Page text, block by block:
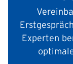
Experten